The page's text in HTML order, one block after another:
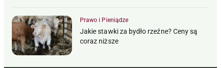
Prawo i Pieniądze
Jakie stawki za bydło rzeźne? Ceny są
coraz niższe